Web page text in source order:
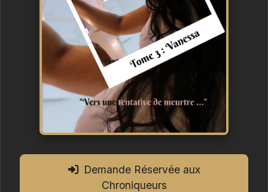
Demande Réservée aux
Chroniqueurs